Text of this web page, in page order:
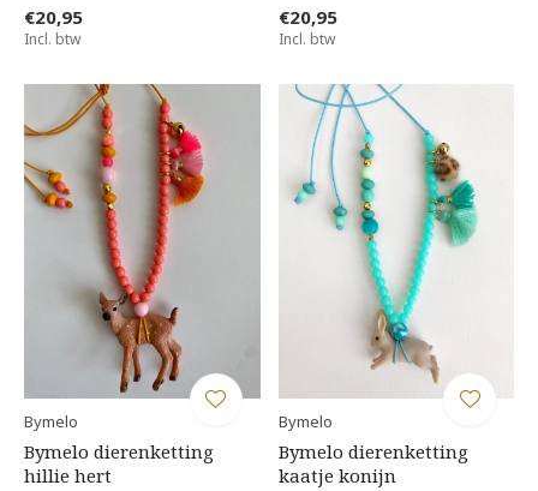
€20,95
Incl. btw
€20,95
Incl. btw
Bymelo
Bymelo dierenketting
hillie hert
Bymelo
Bymelo dierenketting
kaatje konijn